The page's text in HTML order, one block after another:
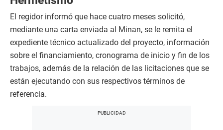
El regidor informó que hace cuatro meses solicitó,
mediante una carta enviada al Minan, se le remita el
expediente técnico actualizado del proyecto, información
sobre el financiamiento, cronograma de inicio y fin de los
trabajos, además de la relación de las licitaciones que se
están ejecutando con sus respectivos términos de
referencia.